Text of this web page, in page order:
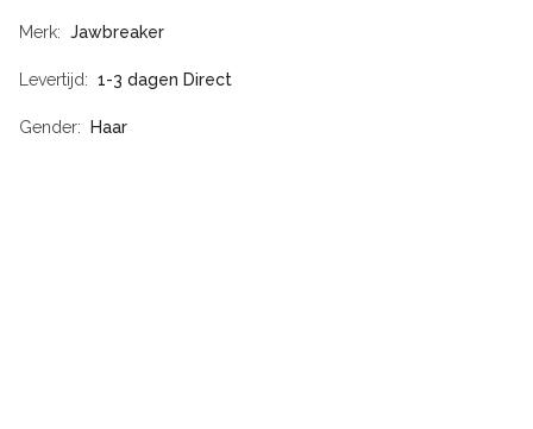
Merk Jawbreaker
Levertijd 1-3 dagen Direct
Gender Haar